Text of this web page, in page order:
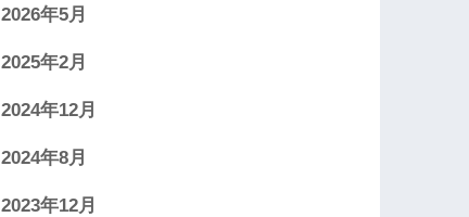
2026年5月
2025年2月
2024年12月
2024年8月
2023年12月